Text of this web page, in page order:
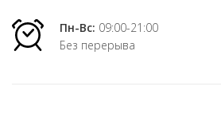
Пн-Вс: 09:00-21:00
Без перерыва